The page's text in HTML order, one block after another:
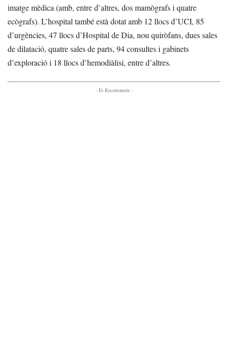
imatge mèdica (amb, entre d’altres, dos mamògrafs i quatre
ecògrafs). L’hospital també està dotat amb 12 llocs d’UCI, 85
d’urgències, 47 llocs d’Hospital de Dia, nou quiròfans, dues sales
de dilatació, quatre sales de parts, 94 consultes i gabinets
d’exploració i 18 llocs d’hemodiàlisi, entre d’altres.
- Et Recomanem -